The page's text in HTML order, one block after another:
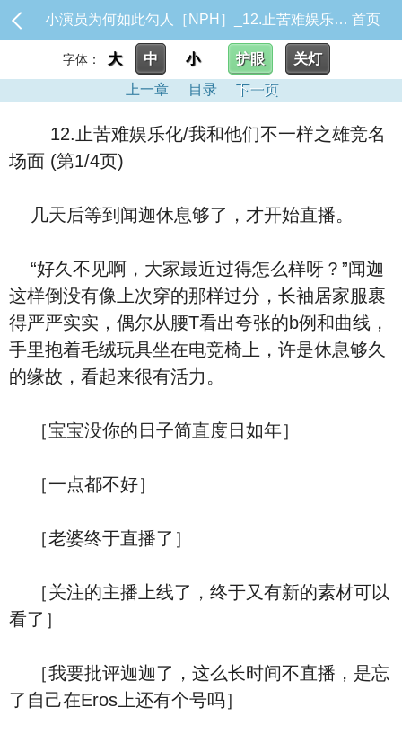
小演员为何如此勾人［NPH］_12.止苦难娱乐化/我和他们不一样之雄竞名场面 首页
字体： 大 中 小 护眼
关灯
上一章
目录 下一页
12.止苦难娱乐化/我和他们不一样之雄竞名
场面 (第1/4页)
几天后等到闻迦休息够了，才开始直播。
“好久不见啊，大家最近过得怎么样呀？”闻迦
这样倒没有像上次穿的那样过分，长袖居家服裹
得严严实实，偶尔从腰T看出夸张的b例和曲线，
手里抱着毛绒玩具坐在电竞椅上，许是休息够久
的缘故，看起来很有活力。
［宝宝没你的日子简直度日如年］
［一点都不好］
［老婆终于直播了］
［关注的主播上线了，终于又有新的素材可以
看了］
［我要批评迦迦了，这么长时间不直播，是忘
了自己在Eros上还有个号吗］